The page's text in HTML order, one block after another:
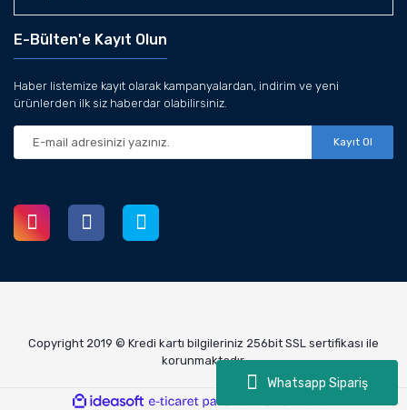
Whatsapp Sipariş
E-Bülten'e Kayıt Olun
Haber listemize kayıt olarak kampanyalardan, indirim ve yeni
ürünlerden ilk siz haberdar olabilirsiniz.
Kayıt Ol
Copyright 2019 © Kredi kartı bilgileriniz 256bit SSL sertifikası ile
korunmaktadır.
ideasoft